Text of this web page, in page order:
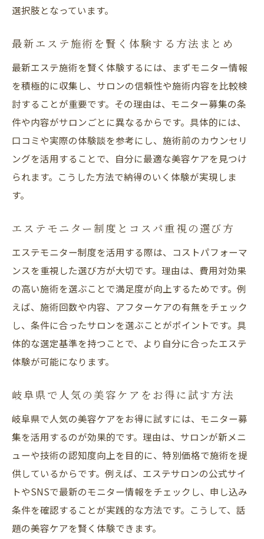
選択肢となっています。
最新エステ施術を賢く体験する方法まとめ
最新エステ施術を賢く体験するには、まずモニター情報
を積極的に収集し、サロンの信頼性や施術内容を比較検
討することが重要です。その理由は、モニター募集の条
件や内容がサロンごとに異なるからです。具体的には、
口コミや実際の体験談を参考にし、施術前のカウンセリ
ングを活用することで、自分に最適な美容ケアを見つけ
られます。こうした方法で納得のいく体験が実現しま
す。
エステモニター制度とコスパ重視の選び方
エステモニター制度を活用する際は、コストパフォーマ
ンスを重視した選び方が大切です。理由は、費用対効果
の高い施術を選ぶことで満足度が向上するためです。例
えば、施術回数や内容、アフターケアの有無をチェック
し、条件に合ったサロンを選ぶことがポイントです。具
体的な選定基準を持つことで、より自分に合ったエステ
体験が可能になります。
岐阜県で人気の美容ケアをお得に試す方法
岐阜県で人気の美容ケアをお得に試すには、モニター募
集を活用するのが効果的です。理由は、サロンが新メニ
ューや技術の認知度向上を目的に、特別価格で施術を提
供しているからです。例えば、エステサロンの公式サイ
トやSNSで最新のモニター情報をチェックし、申し込み
条件を確認することが実践的な方法です。こうして、話
題の美容ケアを賢く体験できます。